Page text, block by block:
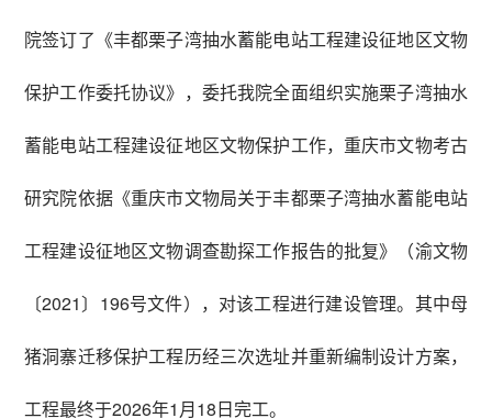
院签订了《丰都栗子湾抽水蓄能电站工程建设征地区文物
保护工作委托协议》，委托我院全面组织实施栗子湾抽水
蓄能电站工程建设征地区文物保护工作，重庆市文物考古
研究院依据《重庆市文物局关于丰都栗子湾抽水蓄能电站
工程建设征地区文物调查勘探工作报告的批复》（渝文物
〔2021〕196号文件），对该工程进行建设管理。其中母
猪洞寨迁移保护工程历经三次选址并重新编制设计方案，
工程最终于2026年1月18日完工。